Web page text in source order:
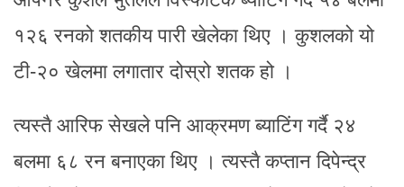
१२६ रनको शतकीय पारी खेलेका थिए । कुशलको यो
टी-२० खेलमा लगातार दोस्रो शतक हो ।
त्यस्तै आरिफ सेखले पनि आक्रमण ब्याटिंग गर्दै २४
बलमा ६८ रन बनाएका थिए । त्यस्तै कप्तान दिपेन्द्र